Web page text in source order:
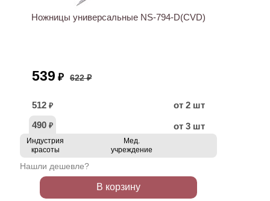
Ножницы универсальные NS-794-D(CVD)
539 ₽ 622 ₽
512 ₽
от 2 шт
490 ₽ от 3 шт
Индустрия
красоты
Мед.
учреждение
Нашли дешевле?
В корзину